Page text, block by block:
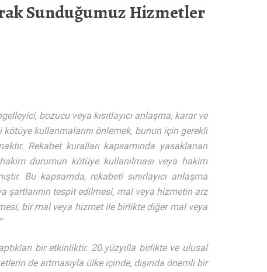
Sunduğumuz Hizmetler
bozucu veya kısıtlayıcı anlaşma, karar ve
kullanmalarını önlemek, bunun için gerekli
Rekabet kuralları kapsamında yasaklanan
durumun kötüye kullanılması veya hakim
Bu kapsamda, rekabeti sınırlayıcı anlaşma
şartlarının tespit edilmesi, mal veya hizmetin arz
bir mal veya hizmet ile birlikte diğer mal veya
bir etkinliktir. 20.yüzyılla birlikte ve ulusal
de artmasıyla ülke içinde, dışında önemli bir